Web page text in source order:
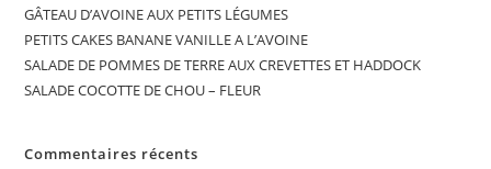
GÂTEAU D’AVOINE AUX PETITS LÉGUMES
PETITS CAKES BANANE VANILLE A L’AVOINE
SALADE DE POMMES DE TERRE AUX CREVETTES ET HADDOCK
SALADE COCOTTE DE CHOU – FLEUR
Commentaires récents